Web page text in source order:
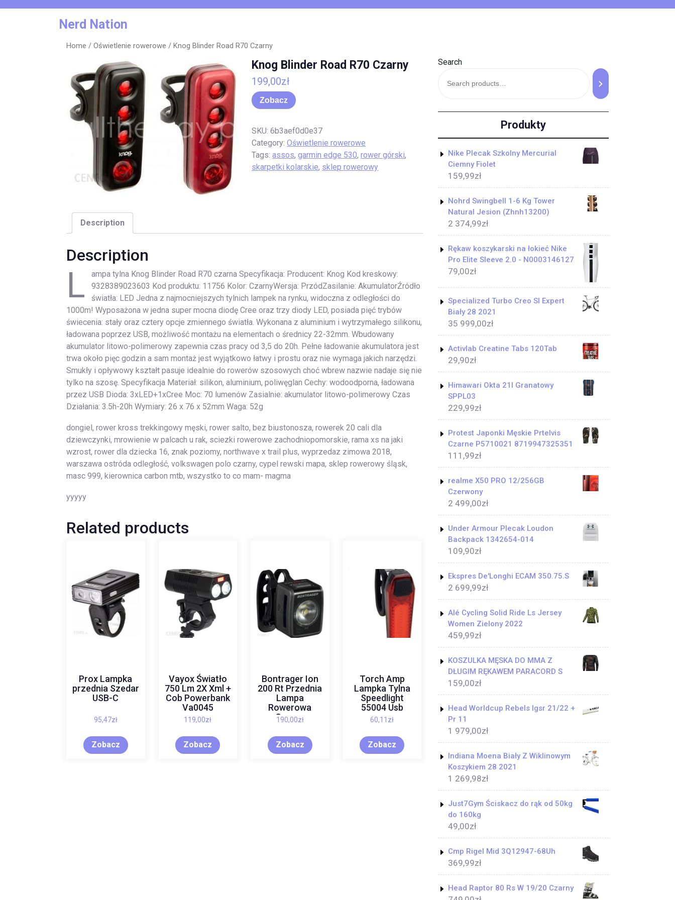
Nerd Nation
Home / Oświetlenie rowerowe / Knog Blinder Road R70 Czarny
Knog Blinder Road R70 Czarny
199,00zł
Zobacz
SKU:6b3aef0d0e37
Category:Oświetlenie rowerowe
Tags:assos,garmin edge 530,rower górski,
skarpetki kolarskie, sklep rowerowy
Description
Description
L
ampa tylna Knog Blinder Road R70 czarna Specyfikacja: Producent: Knog Kod kreskowy:
9328389023603 Kod produktu: 11756 Kolor: CzarnyWersja: PrzódZasilanie: AkumulatorŹródło
światła: LED Jedna z najmocniejszych tylnich lampek na rynku, widoczna z odległości do
1000m! Wyposażona w jedna super mocna diodę Cree oraz trzy diody LED, posiada pięć trybów
świecenia: stały oraz cztery opcje zmiennego światła. Wykonana z aluminium i wytrzymałego silikonu,
ładowana poprzez USB, możliwość montażu na elementach o średnicy 22-32mm. Wbudowany
akumulator litowo-polimerowy zapewnia czas pracy od 3,5 do 20h. Pełne ładowanie akumulatora jest
trwa około pięc godzin a sam montaż jest wyjątkowo łatwy i prostu oraz nie wymaga jakich narzędzi.
Smukły i opływowy kształt pasuje idealnie do rowerów szosowych choć wbrew nazwie nadaje się nie
tylko na szosę. Specyfikacja Materiał: silikon, aluminium, poliwęglan Cechy: wodoodporna, ładowana
przez USB Dioda: 3xLED+1xCree Moc: 70 lumenów Zasialnie: akumulator litowo-polimerowy Czas
Działania: 3.5h-20h Wymiary: 26 x 76 x 52mm Waga: 52g
dongiel, rower kross trekkingowy męski, rower salto, bez biustonosza, rowerek 20 cali dla
dziewczynki, mrowienie w palcach u rak, sciezki rowerowe zachodniopomorskie, rama xs na jaki
wzrost, rower dla dziecka 16, znak poziomy, northwave x trail plus, wyprzedaz zimowa 2018,
warszawa ostróda odległość, volkswagen polo czarny, cypel rewski mapa, sklep rowerowy śląsk,
masc 999, kierownica carbon mtb, wszystko to co mam- magma
yyyyy
Related products
Prox Lampka
przednia Szedar
USB-C
95,47zł
Zobacz
Vayox Światło
750 Lm 2X Xml +
Cob Powerbank
Va0045
119,00zł
Zobacz
Bontrager Ion
200 Rt Przednia
Lampa
Rowerowa
Czarny
190,00zł
Zobacz
Torch Amp
Lampka Tylna
Speedlight
55004 Usb
60,11 zł
Zobacz
Search
Produkty
Nike Plecak Szkolny Mercurial
Ciemny Fiolet
159,99zł
Nohrd Swingbell 1-6 Kg Tower
Natural Jesion (Zhnh13200)
2 374,99zł
Rękaw koszykarski na łokieć Nike
Pro Elite Sleeve 2.0 - N0003146127
79,00zł
Specialized Turbo Creo Sl Expert
Biały 28 2021
35 999,00zł
Activlab Creatine Tabs 120Tab
29,90zł
Himawari Okta 21l Granatowy
SPPL03
229,99zł
Protest Japonki Męskie Prtelvis
Czarne P5710021 8719947325351
111,99zł
realme X50 PRO 12/256GB
Czerwony
2 499,00zł
Under Armour Plecak Loudon
Backpack 1342654-014
109,90zł
Ekspres De'Longhi ECAM 350.75.S
2 699,99zł
Alé Cycling Solid Ride Ls Jersey
Women Zielony 2022
459,99zł
KOSZULKA MĘSKA DO MMA Z
DŁUGIM RĘKAWEM PARACORD S
159,00zł
Head Worldcup Rebels Igsr 21/22 +
Pr 11
1 979,00zł
Indiana Moena Biały Z Wiklinowym
Koszykiem 28 2021
1 269,98zł
Just7Gym Ściskacz do rąk od 50kg
do 160kg
49,00zł
Cmp Rigel Mid 3Q12947-68Uh
369,99zł
Head Raptor 80 Rs W 19/20 Czarny